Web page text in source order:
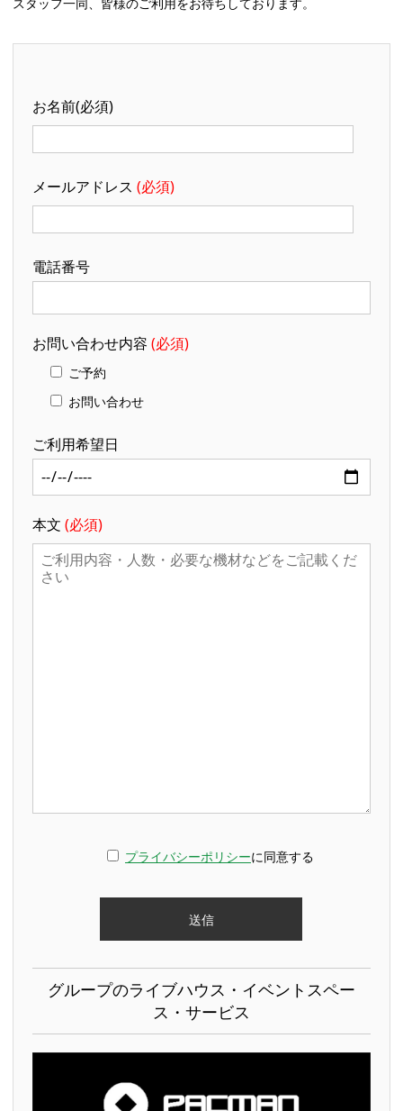
お名前(必須)
メールアドレス (必須)
電話番号
お問い合わせ内容 (必須)
ご予約
お問い合わせ
ご利用希望日
本文 (必須)
プライバシーポリシーに同意する
グループのライブハウス・イベントスペー
ス・サービス